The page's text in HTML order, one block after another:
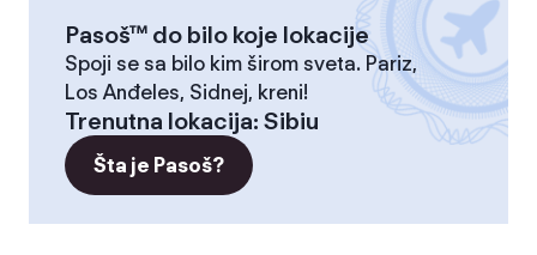
Pasoš™ do bilo koje lokacije
Spoji se sa bilo kim širom sveta. Pariz,
Los Anđeles, Sidnej, kreni!
Trenutna lokacija: Sibiu
Šta je Pasoš?